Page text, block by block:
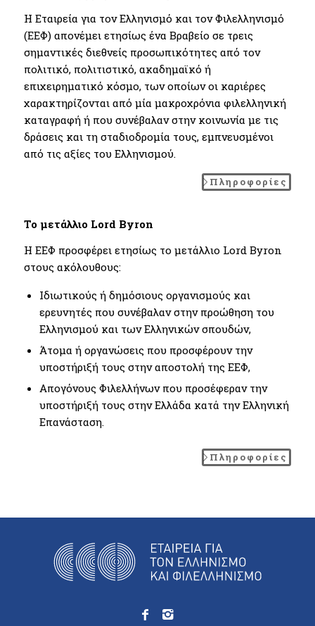
Η Εταιρεία για τον Ελληνισμό και τον Φιλελληνισμό
(ΕΕΦ) απονέμει ετησίως ένα Βραβείο σε τρεις
σημαντικές διεθνείς προσωπικότητες από τον
πολιτικό, πολιτιστικό, ακαδημαϊκό ή
επιχειρηματικό κόσμο, των οποίων οι καριέρες
χαρακτηρίζονται από μία μακροχρόνια φιλελληνική
καταγραφή ή που συνέβαλαν στην κοινωνία με τις
δράσεις και τη σταδιοδρομία τους, εμπνευσμένοι
από τις αξίες του Ελληνισμού.
Πληροφορίες
Το μετάλλιο Lord Byron
Η ΕΕΦ προσφέρει ετησίως το μετάλλιο Lord Byron
στους ακόλουθους:
Ιδιωτικούς ή δημόσιους οργανισμούς και
ερευνητές που συνέβαλαν στην προώθηση του
Ελληνισμού και των Ελληνικών σπουδών,
Άτομα ή οργανώσεις που προσφέρουν την
υποστήριξή τους στην αποστολή της ΕΕΦ,
Απογόνους Φιλελλήνων που προσέφεραν την
υποστήριξή τους στην Ελλάδα κατά την Ελληνική
Επανάσταση.
Πληροφορίες